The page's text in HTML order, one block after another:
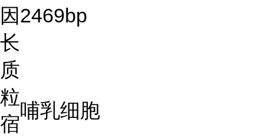
因
长
2469bp
质
粒
宿
哺乳细胞